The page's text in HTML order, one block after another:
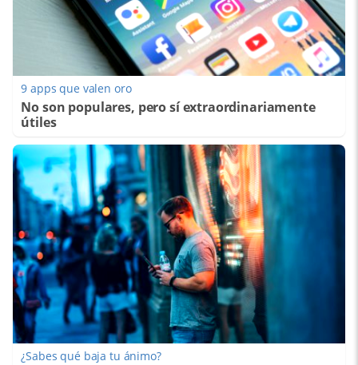
9 apps que valen oro
No son populares, pero sí extraordinariamente
útiles
¿Sabes qué baja tu ánimo?